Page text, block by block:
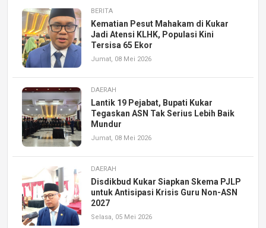
BERITA
Kematian Pesut Mahakam di Kukar
Jadi Atensi KLHK, Populasi Kini
Tersisa 65 Ekor
Jumat, 08 Mei 2026
DAERAH
Lantik 19 Pejabat, Bupati Kukar
Tegaskan ASN Tak Serius Lebih Baik
Mundur
Jumat, 08 Mei 2026
DAERAH
Disdikbud Kukar Siapkan Skema PJLP
untuk Antisipasi Krisis Guru Non-ASN
2027
Selasa, 05 Mei 2026